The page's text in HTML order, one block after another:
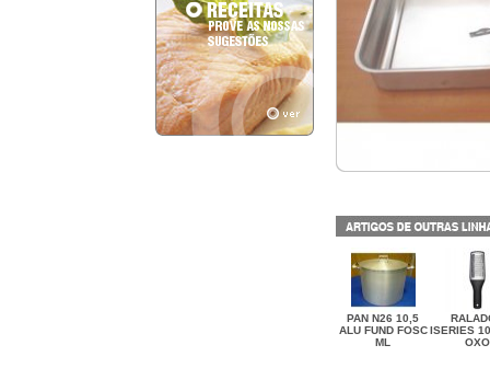
PAN N26 10,5
ALU FUND FOSC
ML
ISERIES
OXO